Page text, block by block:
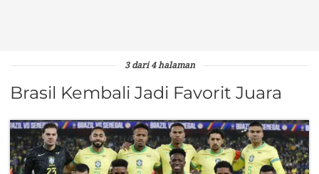
3 dari 4 halaman
Brasil Kembali Jadi Favorit Juara